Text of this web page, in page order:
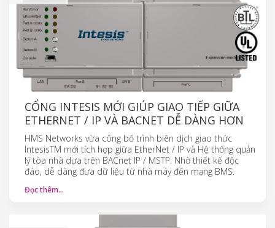
CỔNG INTESIS MỚI GIÚP GIAO TIẾP GIỮA
ETHERNET / IP VÀ BACNET DỄ DÀNG HƠN
HMS Networks vừa công bố trình biên dịch giao thức
IntesisTM mới tích hợp giữa EtherNet / IP và Hệ thống quản
lý tòa nhà dựa trên BACnet IP / MSTP. Nhờ thiết kế độc
đáo, dễ dàng đưa dữ liệu từ nhà máy đến mạng BMS.
Đọc thêm…